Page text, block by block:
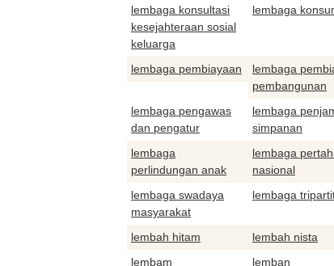
lembaga konsultasi
kesejahteraan sosial
keluarga
lembaga
lembaga pembiayaan
lembaga
pembangunan
lembaga pengawas
dan pengatur
lembaga
simpanan
lembaga
perlindungan anak
lembaga
nasional
lembaga swadaya
masyarakat
lembaga
lembah hitam lembah nista
lembam
lemban